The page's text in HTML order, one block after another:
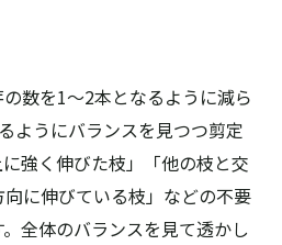
数を1～2本となるように減ら
ようにバランスを見つつ剪定
強く伸びた枝」「他の枝と交
に伸びている枝」などの不要
全体のバランスを見て透かし